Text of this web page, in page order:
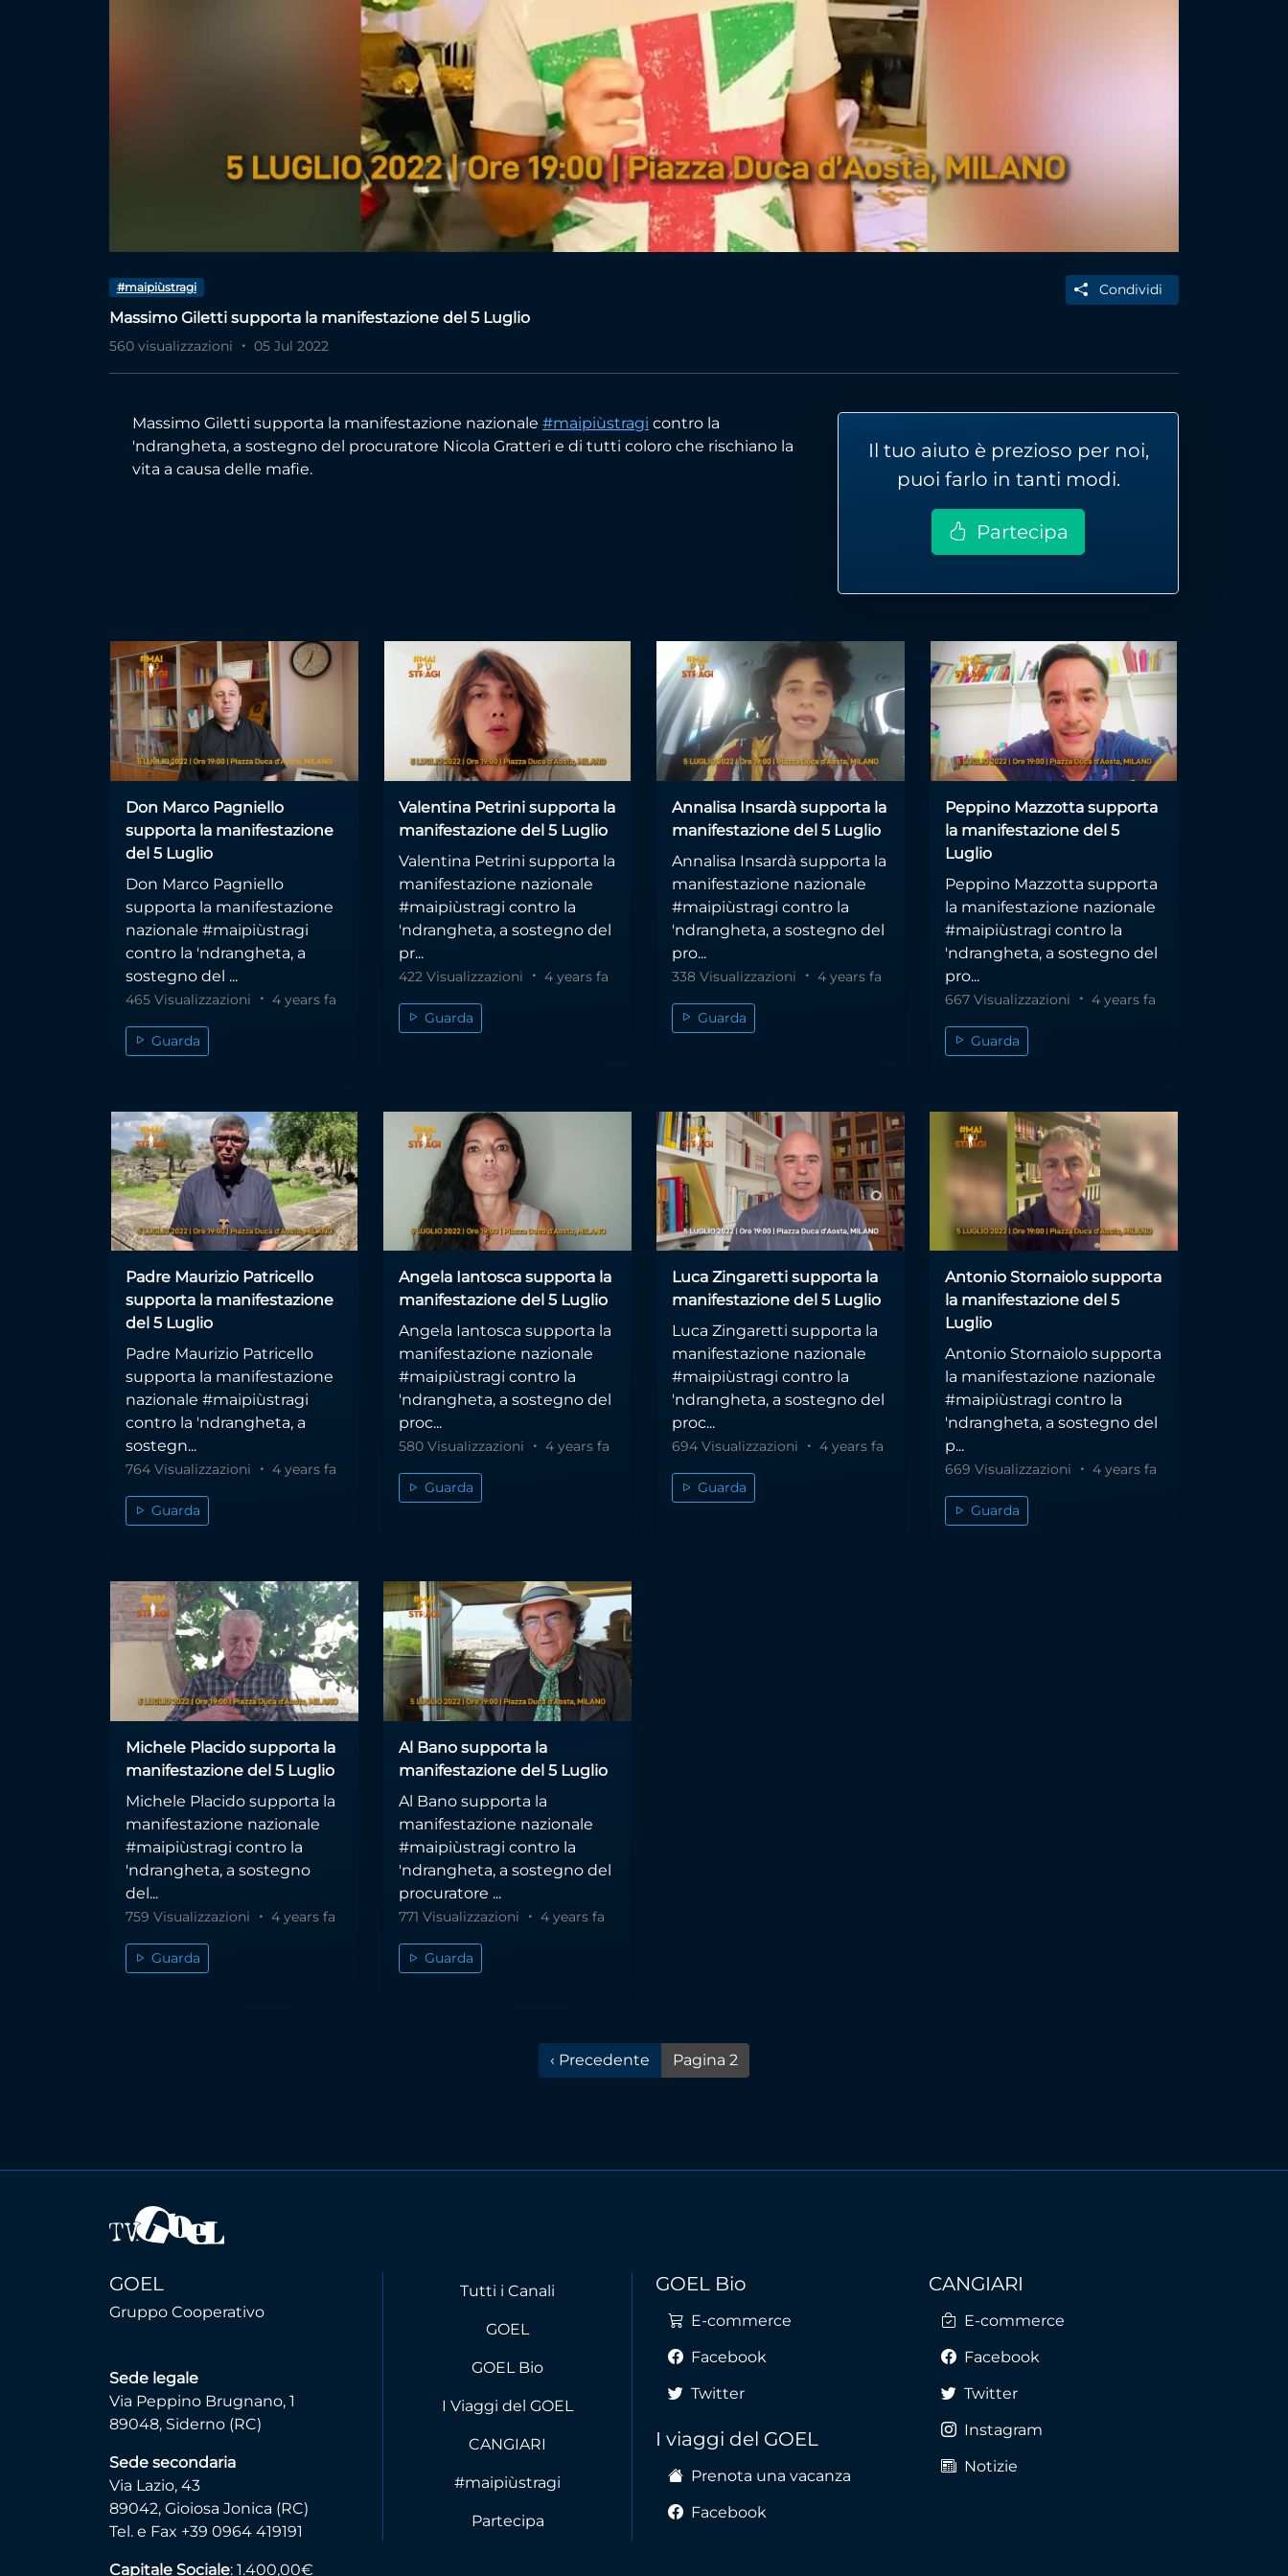
Video
#maipiùstragi Condividi
Massimo Giletti supporta la manifestazione del 5 Luglio
560 visualizzazioni 05 Jul 2022
Massimo Giletti supporta la manifestazione nazionale #maipiùstragi contro la
'ndrangheta, a sostegno del procuratore Nicola Gratteri e di tutti coloro che rischiano la
vita a causa delle mafie.
Il tuo aiuto è prezioso per noi,
puoi farlo in tanti modi.
Partecipa
Don Marco Pagniello
supporta la manifestazione
del 5 Luglio
Don Marco Pagniello
supporta la manifestazione
nazionale #maipiùstragi
contro la 'ndrangheta, a
sostegno del ...
465 Visualizzazioni 4 years fa
Guarda
Valentina Petrini supporta la
manifestazione del 5 Luglio
Valentina Petrini supporta la
manifestazione nazionale
#maipiùstragi contro la
'ndrangheta, a sostegno del
pr...
422 Visualizzazioni 4 years fa
Guarda
Annalisa Insardà supporta la
manifestazione del 5 Luglio
Annalisa Insardà supporta la
manifestazione nazionale
#maipiùstragi contro la
'ndrangheta, a sostegno del
pro...
338 Visualizzazioni 4 years fa
Guarda
Peppino Mazzotta supporta
la manifestazione del 5
Luglio
Peppino Mazzotta supporta
la manifestazione nazionale
#maipiùstragi contro la
'ndrangheta, a sostegno del
pro...
667 Visualizzazioni 4 years fa
Guarda
Padre Maurizio Patricello
supporta la manifestazione
del 5 Luglio
Padre Maurizio Patricello
supporta la manifestazione
nazionale #maipiùstragi
contro la 'ndrangheta, a
sostegn...
764 Visualizzazioni 4 years fa
Guarda
Angela Iantosca supporta la
manifestazione del 5 Luglio
Angela Iantosca supporta la
manifestazione nazionale
#maipiùstragi contro la
'ndrangheta, a sostegno del
proc...
580 Visualizzazioni 4 years fa
Guarda
Luca Zingaretti supporta la
manifestazione del 5 Luglio
Luca Zingaretti supporta la
manifestazione nazionale
#maipiùstragi contro la
'ndrangheta, a sostegno del
proc...
694 Visualizzazioni 4 years fa
Guarda
Antonio Stornaiolo supporta
la manifestazione del 5
Luglio
Antonio Stornaiolo supporta
la manifestazione nazionale
#maipiùstragi contro la
'ndrangheta, a sostegno del
p...
669 Visualizzazioni 4 years fa
Guarda
Michele Placido supporta la
manifestazione del 5 Luglio
Michele Placido supporta la
manifestazione nazionale
#maipiùstragi contro la
'ndrangheta, a sostegno
del...
759 Visualizzazioni 4 years fa
Guarda
Al Bano supporta la
manifestazione del 5 Luglio
Al Bano supporta la
manifestazione nazionale
#maipiùstragi contro la
'ndrangheta, a sostegno del
procuratore ...
771 Visualizzazioni 4 years fa
Guarda
Pagina precedente
‹ Precedente Pagina 2
GOEL
Gruppo Cooperativo
Sede legale
Via Peppino Brugnano, 1
89048, Siderno (RC)
Sede secondaria
Via Lazio, 43
89042, Gioiosa Jonica (RC)
Tel. e Fax +39 0964 419191
Capitale Sociale: 1.400,00€
Tutti i Canali
GOEL
GOEL Bio
I Viaggi del GOEL
CANGIARI
#maipiùstragi
Partecipa
GOEL Bio
E-commerce
Facebook
Twitter
I viaggi del GOEL
Prenota una vacanza
Facebook
CANGIARI
E-commerce
Facebook
Twitter
Instagram
Notizie